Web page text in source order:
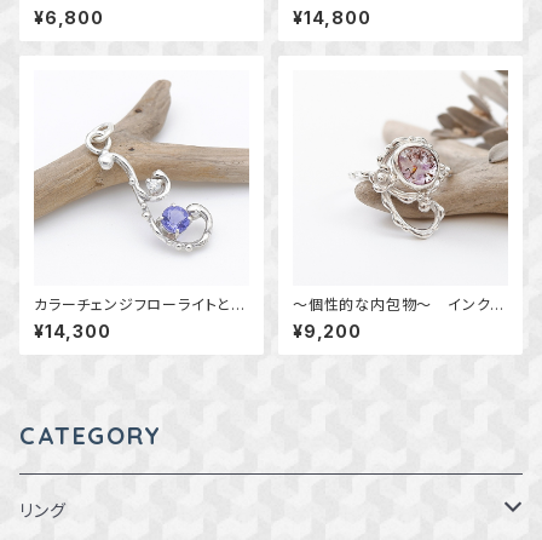
ング 11.5号 ～真鍮と銀の指
輪～ 天然石アクセサリー 一
点物
¥6,800
ンストーンの飾り枠ペンダント
2～幻惑の輝き～ 天然石アク
セサリー ペンダントトップ 一
¥14,800
カラーチェンジフローライトとモ
アサナイトの唐草ペンダント
～表情を変える草木の雫～
天然石アクセサリー 一点物
¥14,300
～個性的な内包物～ インクル
ージョンクォーツの小花飾りリン
グ 12号 天然石アクセサリ
ー 一点物
¥9,200
CATEGORY
リング